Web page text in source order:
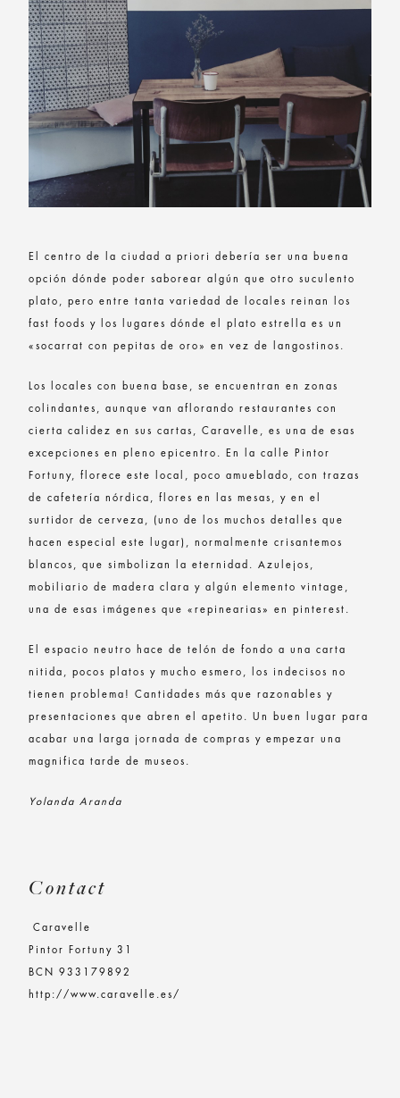
El centro de la ciudad a priori debería ser una buena
opción dónde poder saborear algún que otro suculento
plato, pero entre tanta variedad de locales reinan los
fast foods y los lugares dónde el plato estrella es un
«socarrat con pepitas de oro» en vez de langostinos.
Los locales con buena base, se encuentran en zonas
colindantes, aunque van aflorando restaurantes con
cierta calidez en sus cartas, Caravelle, es una de esas
excepciones en pleno epicentro. En la calle Pintor
Fortuny, florece este local, poco amueblado, con trazas
de cafetería nórdica, flores en las mesas, y en el
surtidor de cerveza, (uno de los muchos detalles que
hacen especial este lugar), normalmente crisantemos
blancos, que simbolizan la eternidad. Azulejos,
mobiliario de madera clara y algún elemento vintage,
una de esas imágenes que «repinearias» en pinterest.
El espacio neutro hace de telón de fondo a una carta
nitida, pocos platos y mucho esmero, los indecisos no
tienen problema! Cantidades más que razonables y
presentaciones que abren el apetito. Un buen lugar para
acabar una larga jornada de compras y empezar una
magnifica tarde de museos.
Yolanda Aranda
Contact
Caravelle
Pintor Fortuny 31
BCN 933179892
http://www.caravelle.es/